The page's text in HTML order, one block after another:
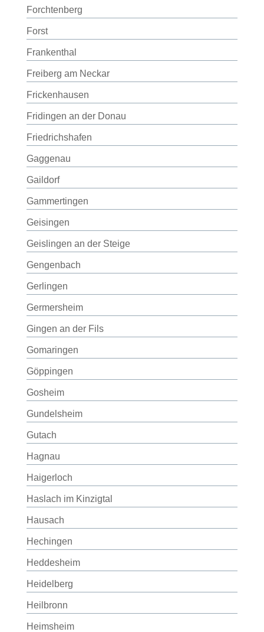
Forchtenberg
Forst
Frankenthal
Freiberg am Neckar
Frickenhausen
Fridingen an der Donau
Friedrichshafen
Gaggenau
Gaildorf
Gammertingen
Geisingen
Geislingen an der Steige
Gengenbach
Gerlingen
Germersheim
Gingen an der Fils
Gomaringen
Göppingen
Gosheim
Gundelsheim
Gutach
Hagnau
Haigerloch
Haslach im Kinzigtal
Hausach
Hechingen
Heddesheim
Heidelberg
Heilbronn
Heimsheim